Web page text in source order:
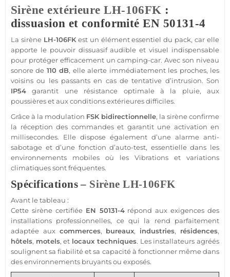
Sirène extérieure LH-106FK :
dissuasion et conformité EN 50131-4
La sirène LH-106FKest un élément essentiel du pack, car elle
apporte le pouvoir dissuasif audible et visuel indispensable
pour protégerefficacement uncamping-car. Avec son niveau
sonore de 110 dB, elle alerte immédiatement les proches, les
voisins ou les passants en cas de tentative d’intrusion. Son
IP54 garantit une résistance optimale à la pluie, aux
poussières et aux conditions extérieures difficiles.
Grâce à la modulation FSKbidirectionnelle, la sirèneconfirme
la réception des commandes et garantit une activation en
millisecondes. Elle dispose également d’une alarme anti-
sabotage et d’une fonction d’auto-test, essentielle dans les
environnements mobiles où les Vibrations et variations
climatiques sont fréquentes.
Spécifications – Sirène LH-106FK
Avant le tableau :
Cette sirènecertifiée EN 50131-4répond aux exigences des
installations professionnelles, ce qui la rend parfaitement
adaptée aux commerces, bureaux, industries, résidences,
hôtels, motels, et locaux techniques. Les installateurs agréés
soulignent sa fiabilité et sa capacité à fonctionner même dans
des environnements bruyants ou exposés.